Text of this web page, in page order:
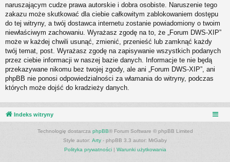
naruszającym cudze prawa autorskie i dobra osobiste. Naruszenie tego
zakazu może skutkować dla ciebie całkowitym zablokowaniem dostępu
do tej witryny, a twój dostawca internetu zostanie powiadomiony o twoim
niewłaściwym zachowaniu. Wyrażasz zgodę na to, że „Forum DWS-XIP”
może w każdej chwili usunąć, zmienić, przenieść lub zamknąć każdy
twój temat, post. Wyrażasz zgodę na zapisywanie wszystkich podanych
przez ciebie informacji w naszej bazie danych. Informacje te nie będą
przekazywane nikomu bez twojej zgody, ale ani „Forum DWS-XIP”, ani
phpBB nie ponosi odpowiedzialności za włamania do witryny, podczas
których może dojść do kradzieży danych.
Indeks witryny
Technologię dostarcza phpBB® Forum Software © phpBB Limited
Style autor: Arty - phpBB 3.3 autor: MrGaby
Polityka prywatności| Warunki użytkowania